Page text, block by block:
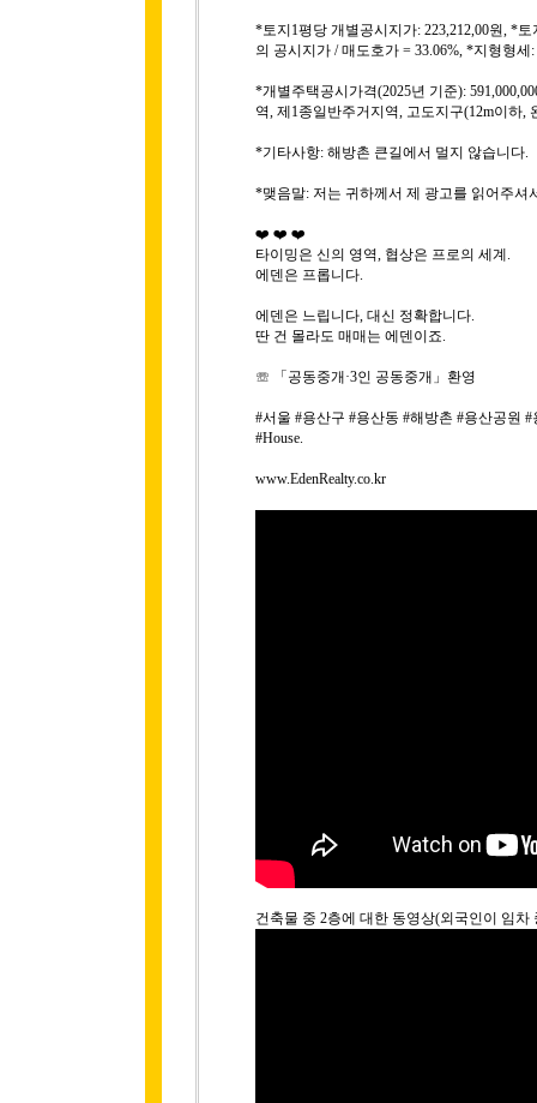
*토지1평당 개별공시지가: 223,212,00원, *
의 공시지가 / 매도호가 = 33.06%, *지형형
*개별주택공시가격(2025년 기준):
역, 제1종일반주거지역, 고도지구(12m이하,
*기타사항: 해방촌 큰길에서 멀지 않습니다.
*맺음말: 저는 귀하께서 제 광고를 읽어주셔
❤️ ❤️ ❤️
타이밍은 신의 영역, 협상은 프로의 세계.
에덴은 프롭니다.
에덴은 느립니다, 대신 정확합니다.
딴 건 몰라도 매매는 에덴이죠.
☏ 「공동중개·3인 공동중개」환영
#서울 #용산구 #용산동 #해방촌 #용산공원
#House.
www.EdenRealty.co.kr
건축물 중 2층에 대한 동영상(외국인이 임차